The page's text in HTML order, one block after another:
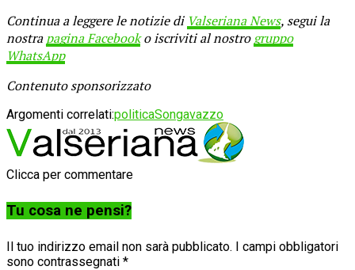
Continua a leggere le notizie di Valseriana News, segui la
nostrapagina Facebooko iscriviti al nostrogruppo
WhatsApp
Contenuto sponsorizzato
Argomenti correlati:politicaSongavazzo
Clicca per commentare
Tu cosa ne pensi?
Il tuo indirizzo email non sarà pubblicato. I campi obbligatori
sono contrassegnati *